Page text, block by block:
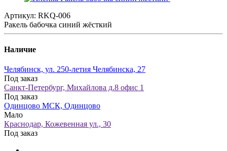
Артикул: RKQ-006
Ракель бабочка синий жёсткий
Наличие
Челябинск, ул. 250-летия Челябинска, 27
Под заказ
Санкт-Петербург, Михайлова д.8 офис 1
Под заказ
Одинцово МСК, Одинцово
Мало
Краснодар, Кожевенная ул., 30
Под заказ